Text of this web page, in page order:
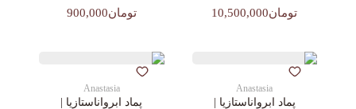
تومان10,500,000 تومان900,000
Anastasia
پماد ابرواناستازیا |
Anastasia
پماد ابرواناستازیا |